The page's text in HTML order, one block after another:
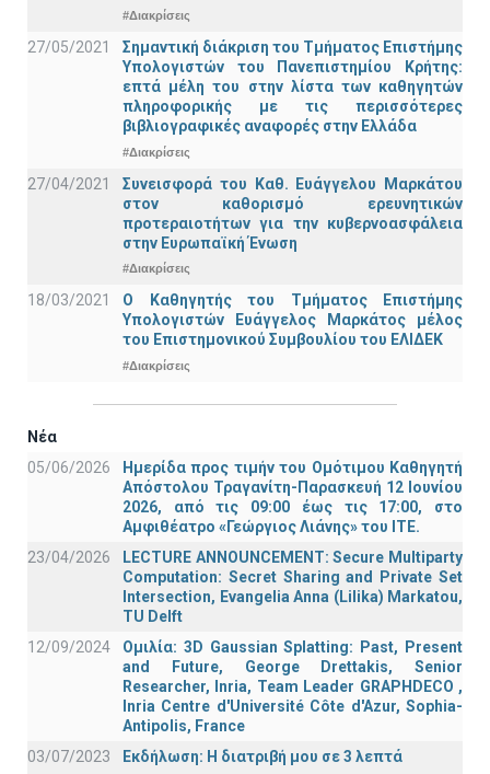
#Διακρίσεις
27/05/2021
Σημαντική διάκριση του Τμήματος Επιστήμης
Υπολογιστών του Πανεπιστημίου Κρήτης:
επτά μέλη του στην λίστα των καθηγητών
πληροφορικής με τις περισσότερες
βιβλιογραφικές αναφορές στην Ελλάδα
#Διακρίσεις
27/04/2021
Συνεισφορά του Καθ. Ευάγγελου Μαρκάτου
στον καθορισμό ερευνητικών
προτεραιοτήτων για την κυβερνοασφάλεια
στην Ευρωπαϊκή Ένωση
#Διακρίσεις
18/03/2021
Ο Καθηγητής του Τμήματος Επιστήμης
Υπολογιστών Ευάγγελος Μαρκάτος μέλος
του Επιστημονικού Συμβουλίου του ΕΛΙΔΕΚ
#Διακρίσεις
Νέα
05/06/2026
Ημερίδα προς τιμήν του Ομότιμου Καθηγητή
Απόστολου Τραγανίτη-Παρασκευή 12 Ιουνίου
2026, από τις 09:00 έως τις 17:00, στο
Αμφιθέατρο «Γεώργιος Λιάνης» του ΙΤΕ.
23/04/2026
LECTURE ANNOUNCEMENT: Secure Multiparty
Computation: Secret Sharing and Private Set
Intersection, Evangelia Anna (Lilika) Markatou,
TU Delft
12/09/2024
Ομιλία: 3D Gaussian Splatting: Past, Present
and Future, George Drettakis, Senior
Researcher, Inria, Team Leader GRAPHDECO ,
Inria Centre d'Université Côte d'Azur, Sophia-
Antipolis, France
03/07/2023
Εκδήλωση: Η διατριβή μου σε 3 λεπτά